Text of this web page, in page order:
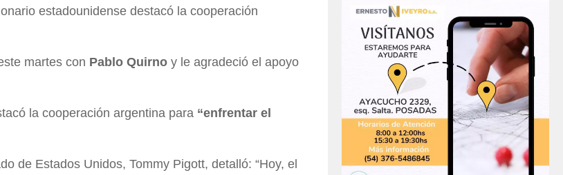
estadounidense destacó la cooperación
martes con Pablo Quirno y le agradeció el apoyo
la cooperación argentina para “enfrentar el
de Estados Unidos, Tommy Pigott, detalló: “Hoy, el